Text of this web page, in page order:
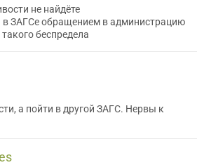
не найдёте
в ЗАГСе обращением в администрацию
беспредела
а пойти в другой ЗАГС. Нервы к